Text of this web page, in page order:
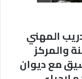
المهني
والمركز
مع ديوان